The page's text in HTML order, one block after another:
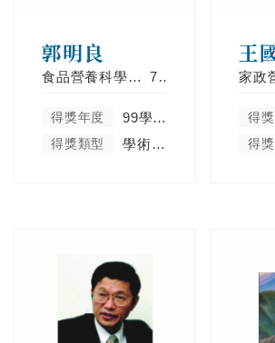
郭明良
食品營養科學系食品科學組 73年
得獎年度 99學年度
得獎類型 學術卓越類
王
家政
得
得